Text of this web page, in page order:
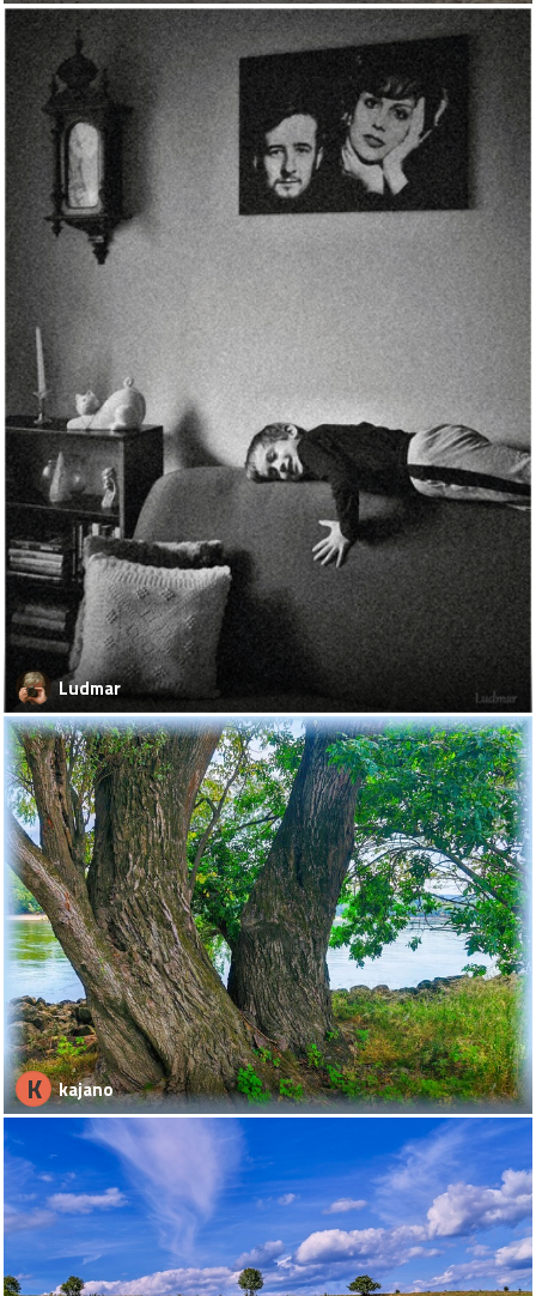
Ludmar
K kajano